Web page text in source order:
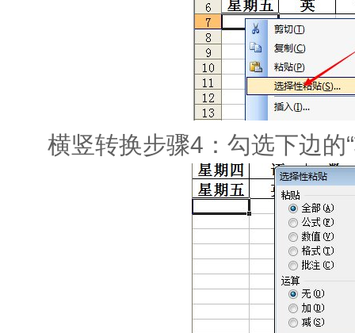
横竖转换步骤4：勾选下边的“